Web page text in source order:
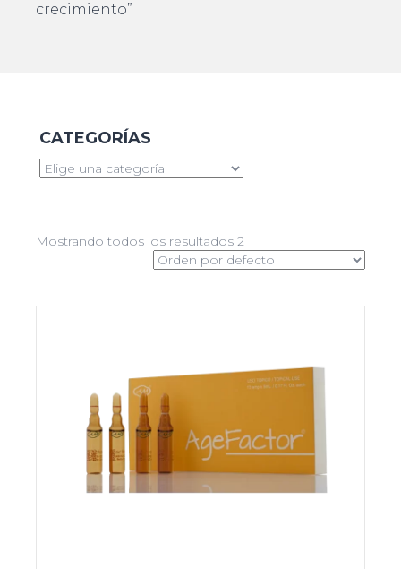
crecimiento”
CATEGORÍAS
Mostrando todos los resultados 2